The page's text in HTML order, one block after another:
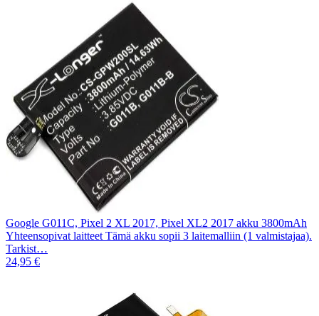
Google G011C, Pixel 2 XL 2017, Pixel XL2 2017 akku 3800mAh
Yhteensopivat laitteet Tämä akku sopii 3 laitemalliin (1 valmistajaa).
Tarkist…
24,95 €